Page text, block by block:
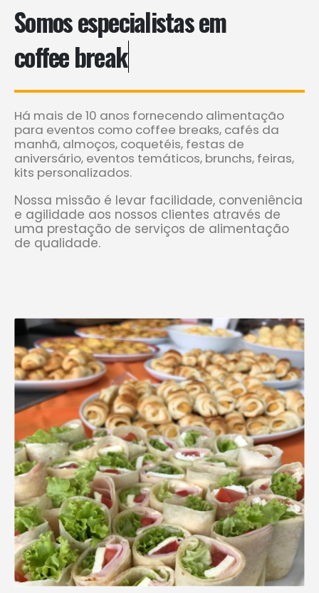
Somos especialistas em
para eventos como coffee breaks, cafés da
manhã, almoços, coquetéis, festas de
aniversário, eventos temáticos, brunchs, feiras,
kits personalizados.
Nossa missão é levar facilidade, conveniência
e agilidade aos nossos clientes através de
uma prestação de serviços de alimentação
de qualidade.